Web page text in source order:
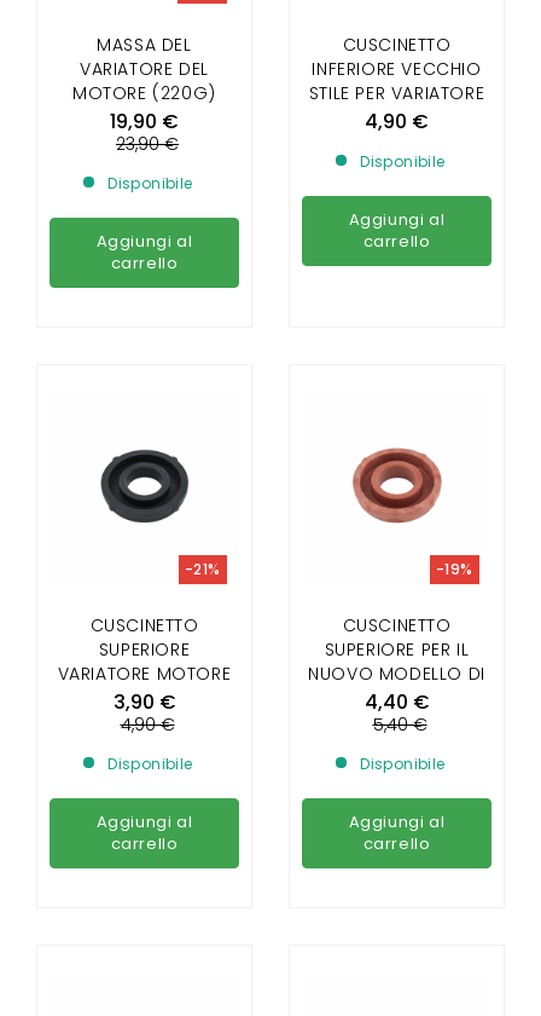
MASSA DEL
VARIATORE DEL
MOTORE (220G)
AIXAM, LIGIER,
MICROCAR, JDM
19,90 €
23,90 €
Disponibile
Aggiungi al
carrello
CUSCINETTO
INFERIORE VECCHIO
STILE PER VARIATORE
MOTORE
4,90 €
Disponibile
Aggiungi al
carrello
CUSCINETTO
SUPERIORE
VARIATORE MOTORE
VECCHIO MODELLO
3,90 €
-21%
4,90 €
Disponibile
Aggiungi al
carrello
CUSCINETTO
SUPERIORE PER IL
NUOVO MODELLO DI
VARIATORE DI
MOTORE
4,40 €
-19%
5,40 €
Disponibile
Aggiungi al
carrello